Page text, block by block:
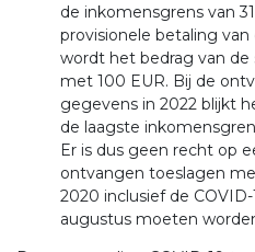
de inkomensgrens van
provisionele betaling
wordt het bedrag van de
met 100 EUR. Bij de
gegevens in 2022 blijkt
de laagste
Er is dus geen recht op
ontvangen toeslagen
2020 inclusief de
augustus moeten